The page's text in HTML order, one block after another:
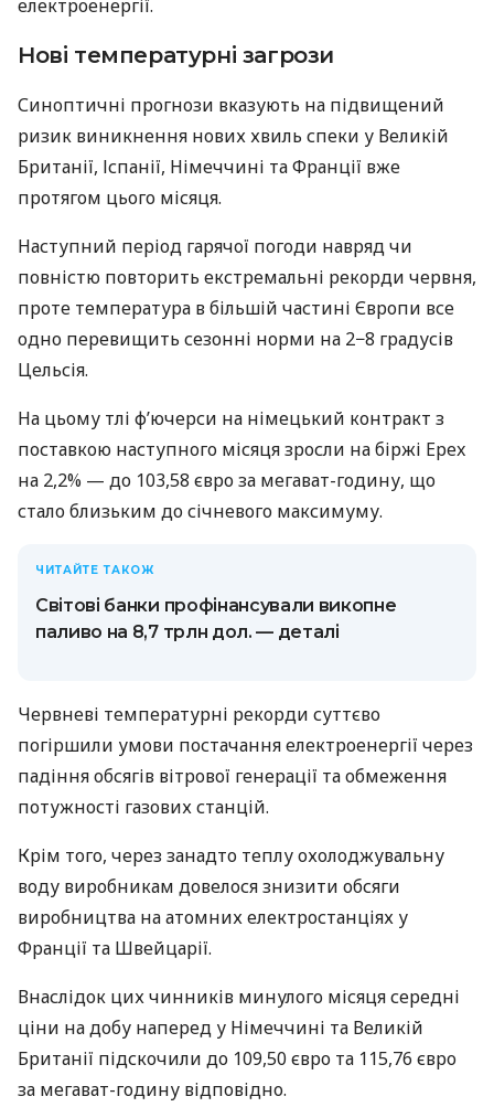
електроенергії.
Нові температурні загрози
Синоптичні прогнози вказують на підвищений
ризик виникнення нових хвиль спеки у Великій
Британії, Іспанії, Німеччині та Франції вже
протягом цього місяця.
Наступний період гарячої погоди навряд чи
повністю повторить екстремальні рекорди червня,
проте температура в більшій частині Європи все
одно перевищить сезонні норми на 2−8 градусів
Цельсія.
На цьому тлі ф’ючерси на німецький контракт з
поставкою наступного місяця зросли на біржі Epex
на 2,2% — до 103,58 євро за мегават-годину, що
стало близьким до січневого максимуму.
ЧИТАЙТЕ ТАКОЖ
Світові банки профінансували викопне
паливо на 8,7 трлн дол. — деталі
Червневі температурні рекорди суттєво
погіршили умови постачання електроенергії через
падіння обсягів вітрової генерації та обмеження
потужності газових станцій.
Крім того, через занадто теплу охолоджувальну
воду виробникам довелося знизити обсяги
виробництва на атомних електростанціях у
Франції та Швейцарії.
Внаслідок цих чинників минулого місяця середні
ціни на добу наперед у Німеччині та Великій
Британії підскочили до 109,50 євро та 115,76 євро
за мегават-годину відповідно.